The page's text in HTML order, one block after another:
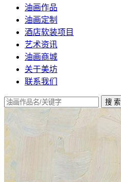
油画作品
油画定制
酒店软装项目
艺术资讯
油画商城
关于美坊
联系我们